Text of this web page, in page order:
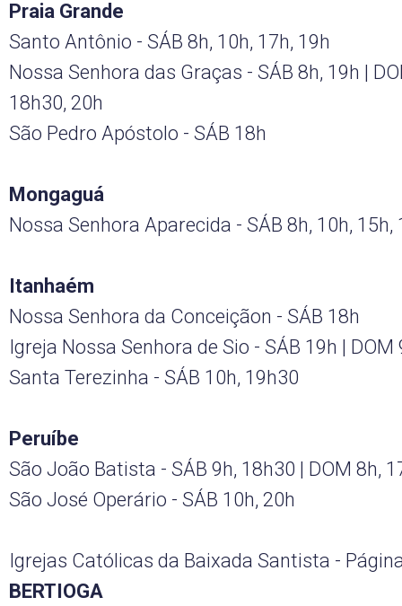
Praia Grande
Santo Antônio - SÁB 8h, 10h, 17h, 19h
Nossa Senhora das Graças - SÁB 8h, 19h |
18h30, 20h
São Pedro Apóstolo - SÁB 18h
Mongaguá
Nossa Senhora Aparecida - SÁB 8h, 10h, 15h,
Itanhaém
Nossa Senhora da Conceiçãon - SÁB 18h
Igreja Nossa Senhora de Sio - SÁB 19h | DOM
Santa Terezinha - SÁB 10h, 19h30
Peruíbe
São João Batista - SÁB 9h, 18h30 | DOM 8h,
São José Operário - SÁB 10h, 20h
Igrejas Católicas da Baixada Santista -
BERTIOGA